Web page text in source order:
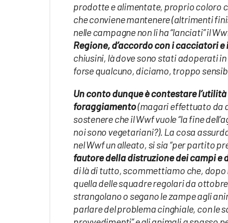
prodotte e alimentate, proprio coloro
che conviene mantenere (altrimenti
nelle campagne non li ha “lanciati” il
Regione, d’accordo con i cacciatori
chiusini, là dove sono stati adoperati
forse qualcuno, diciamo, troppo
Un conto dunque è contestare
foraggiamento(magari effettuato da
sostenere che il Wwf vuole “la fine
noi sono vegetariani?). La cosa
nel Wwf un alleato, si sia “per partito
fautore della distruzione dei campi e
di là di tutto, scommettiamo che,
quella delle squadre regolari da
strangolano o segano le zampe agli
parlare del problema cinghiale, con le